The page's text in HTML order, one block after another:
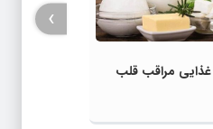
مراقب قلب‌
›